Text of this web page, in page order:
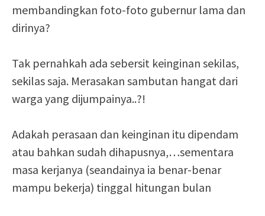
membandingkan foto-foto gubernur lama dan
dirinya?
Tak pernahkah ada sebersit keinginan sekilas,
sekilas saja. Merasakan sambutan hangat dari
warga yang dijumpainya..?!
Adakah perasaan dan keinginan itu dipendam
atau bahkan sudah dihapusnya,…sementara
masa kerjanya (seandainya ia benar-benar
mampu bekerja) tinggal hitungan bulan